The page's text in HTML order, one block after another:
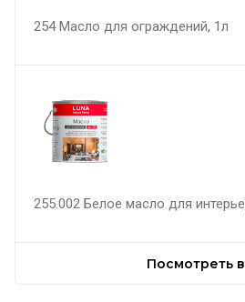
254 Масло для ограждений, 1л
255.002 Белое масло для
Посмотреть